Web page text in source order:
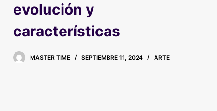
o
evolución y
características
MASTER TIME SEPTIEMBRE 11, 2024 ARTE